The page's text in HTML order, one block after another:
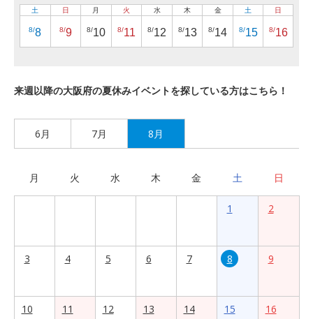
土
8/8
日
8/9
月
8/10
火
8/11
水
8/12
木
8/13
金
8/14
土
8/15
日
8/16
来週以降の大阪府の夏休みイベントを探している方はこちら！
6月 7月 8月
月 火 水 木 金 土 日
1 2
3 4 5 6 7 8 9
10
11
12
13
14
15
16